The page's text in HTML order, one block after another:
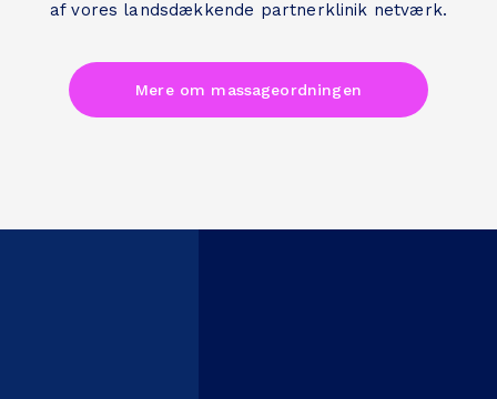
af vores landsdækkende partnerklinik netværk.
Mere om massageordningen